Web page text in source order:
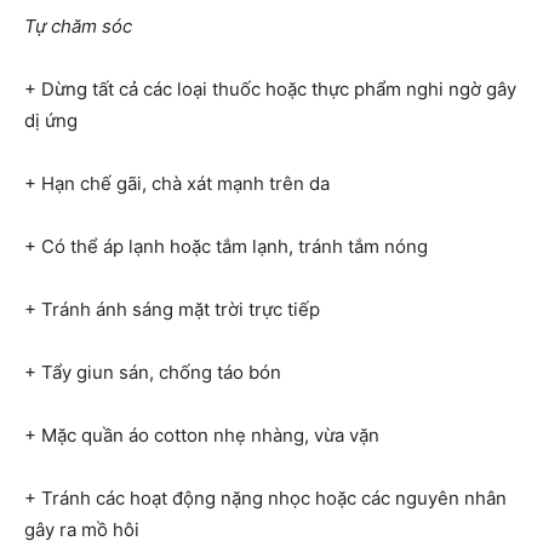
Tự chăm sóc
+ Dừng tất cả các loại thuốc hoặc thực phẩm nghi ngờ gây
dị ứng
+ Hạn chế gãi, chà xát mạnh trên da
+ Có thể áp lạnh hoặc tắm lạnh, tránh tắm nóng
+ Tránh ánh sáng mặt trời trực tiếp
+ Tẩy giun sán, chống táo bón
+ Mặc quần áo cotton nhẹ nhàng, vừa vặn
+ Tránh các hoạt động nặng nhọc hoặc các nguyên nhân
gây ra mồ hôi